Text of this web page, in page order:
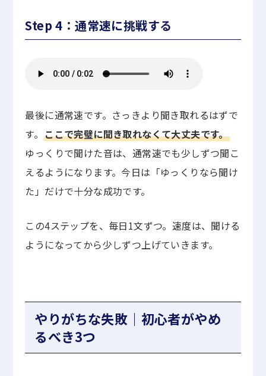
Step 4：通常速に挑戦する
最後に通常速です。さっきより聞き取れるはずで
す。ここで完璧に聞き取れなくて大丈夫です。
ゆっくりで聞けた音は、通常速でも少しずつ聞こ
えるようになります。今日は「ゆっくりなら聞け
た」だけで十分な成功です。
この4ステップを、毎日1文ずつ。速度は、聞ける
ようになってから少しずつ上げていきます。
やりがちな失敗｜初心者がやめ
るべき3つ